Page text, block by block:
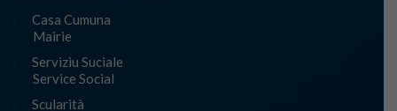
Casa Cumuna
Mairie
Serviziu Suciale
Service Social
Scularità